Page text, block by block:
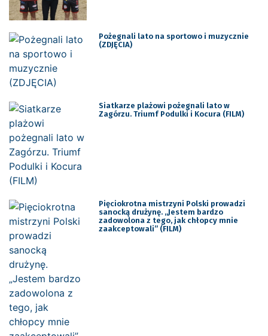
Pożegnali lato na sportowo i muzycznie
(ZDJĘCIA)
Siatkarze plażowi pożegnali lato w
Zagórzu. Triumf Podulki i Kocura (FILM)
Pięciokrotna mistrzyni Polski prowadzi
sanocką drużynę. „Jestem bardzo
zadowolona z tego, jak chłopcy mnie
zaakceptowali” (FILM)